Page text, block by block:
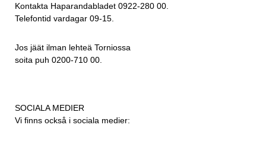
Kontakta Haparandabladet 0922-280 00.
Telefontid vardagar 09-15.
Jos jäät ilman lehteä Torniossa
soita puh 0200-710 00.
SOCIALA MEDIER
Vi finns också i sociala medier: